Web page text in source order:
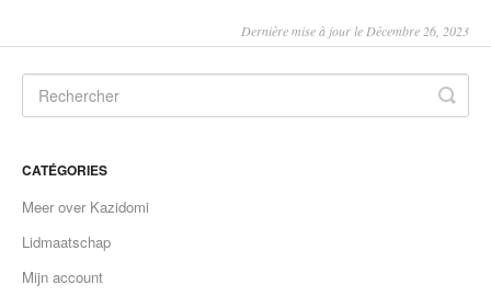
Dernière mise à jour le Décembre 26, 2023
CATÉGORIES
Meer over Kazidomi
Lidmaatschap
Mijn account